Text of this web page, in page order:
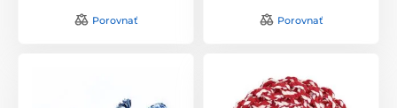
Porovnať Porovnať